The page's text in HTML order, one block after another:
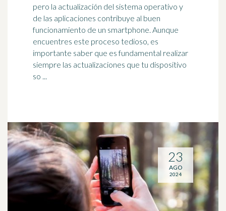
pero la actualización del sistema operativo y
de las aplicaciones contribuye al buen
funcionamiento de un smartphone. Aunque
encuentres este proceso tedioso, es
importante saber que es fundamental realizar
siempre las actualizaciones que tu dispositivo
so ...
23
AGO
2024